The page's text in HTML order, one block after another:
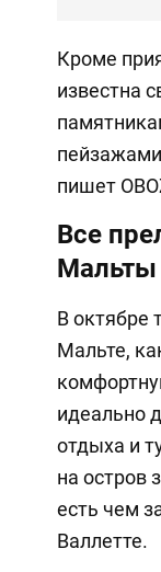
Кроме
известна
пишет
Все
Мальты
В октябре
Мальте,
идеально
отдыха и
на остров
есть чем
Валлетте.